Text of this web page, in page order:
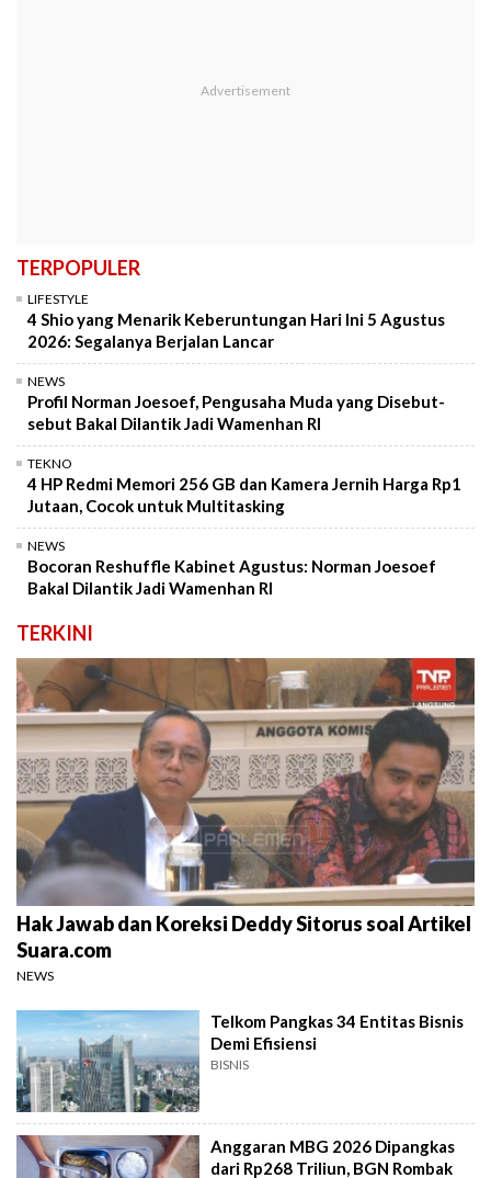
TERPOPULER
LIFESTYLE
4 Shio yang Menarik Keberuntungan Hari Ini 5 Agustus
2026: Segalanya Berjalan Lancar
NEWS
Profil Norman Joesoef, Pengusaha Muda yang Disebut-
sebut Bakal Dilantik Jadi Wamenhan RI
TEKNO
4 HP Redmi Memori 256 GB dan Kamera Jernih Harga Rp1
Jutaan, Cocok untuk Multitasking
NEWS
Bocoran Reshuffle Kabinet Agustus: Norman Joesoef
Bakal Dilantik Jadi Wamenhan RI
TERKINI
Hak Jawab dan Koreksi Deddy Sitorus soal Artikel
Suara.com
NEWS
Telkom Pangkas 34 Entitas Bisnis
Demi Efisiensi
BISNIS
Anggaran MBG 2026 Dipangkas
dari Rp268 Triliun, BGN Rombak